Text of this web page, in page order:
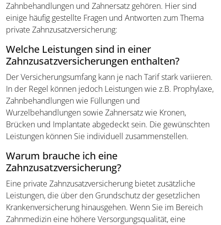
Zahnbehandlungen und Zahnersatz gehören. Hier sind
einige häufig gestellte Fragen und Antworten zum Thema
private Zahnzusatzversicherung:
Welche Leistungen sind in einer
Zahnzusatzversicherungen enthalten?
Der Versicherungsumfang kann je nach Tarif stark variieren.
In der Regel können jedoch Leistungen wie z.B. Prophylaxe,
Zahnbehandlungen wie Füllungen und
Wurzelbehandlungen sowie Zahnersatz wie Kronen,
Brücken und Implantate abgedeckt sein. Die gewünschten
Leistungen können Sie individuell zusammenstellen.
Warum brauche ich eine
Zahnzusatzversicherung?
Eine private Zahnzusatzversicherung bietet zusätzliche
Leistungen, die über den Grundschutz der gesetzlichen
Krankenversicherung hinausgehen. Wenn Sie im Bereich
Zahnmedizin eine höhere Versorgungsqualität, eine